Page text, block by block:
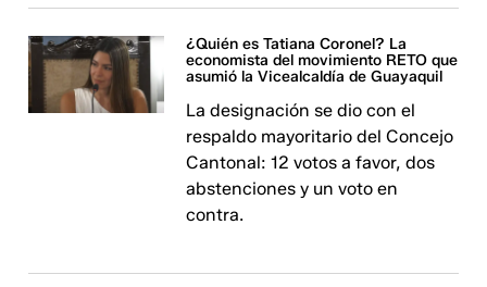
¿Quién es Tatiana Coronel? La
economista del movimiento RETO que
asumió la Vicealcaldía de Guayaquil
La designación se dio con el
respaldo mayoritario del Concejo
Cantonal: 12 votos a favor, dos
abstenciones y un voto en
contra.